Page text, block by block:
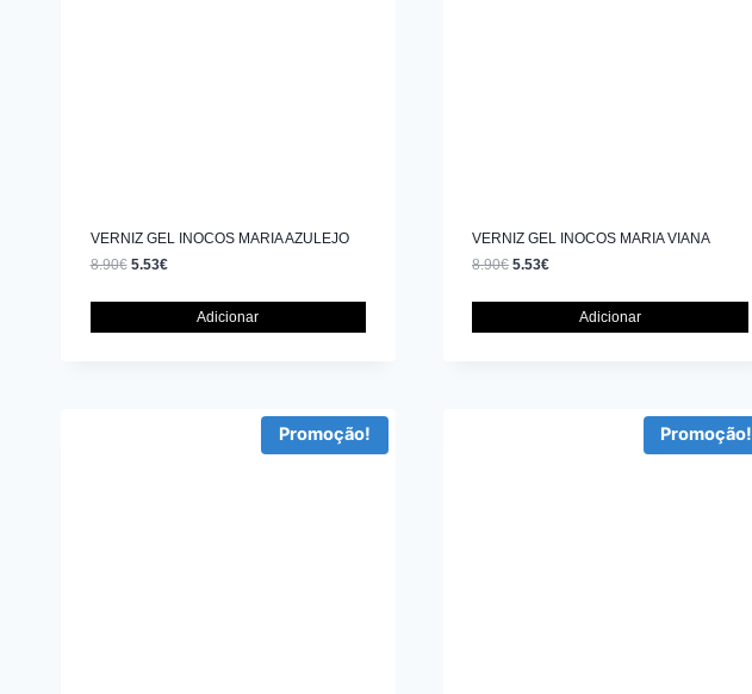
VERNIZ GEL INOCOS MARIA AZULEJO
8.90€ 5.53€
Adicionar
VERNIZ GEL INOCOS MARIA VIANA
8.90€ 5.53€
Adicionar
Promoção! Promoção!